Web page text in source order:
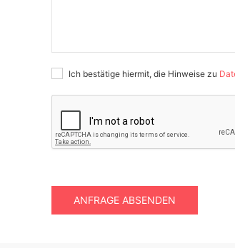
Ich bestätige hiermit, die Hinweise zu
ANFRAGE ABSENDEN